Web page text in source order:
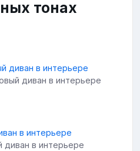
тонах
диван в интерьере
диван в интерьере